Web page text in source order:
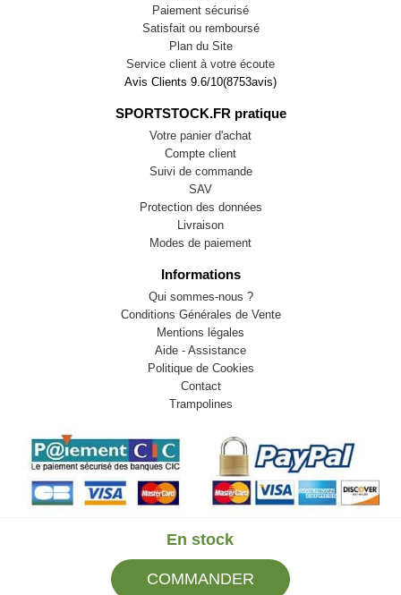
En stock
COMMANDER
Paiement sécurisé
Satisfait ou remboursé
Plan du Site
Service client à votre écoute
Avis Clients 9.6/10(8753avis)
SPORTSTOCK.FR pratique
Votre panier d'achat
Compte client
Suivi de commande
SAV
Protection des données
Livraison
Modes de paiement
Informations
Qui sommes-nous ?
Conditions Générales de Vente
Mentions légales
Aide - Assistance
Politique de Cookies
Contact
Trampolines
© 2009-2026 LB82. Tous droits réservés - sportstock.fr -
SARL LB 82 - 13 Rue Louis Delage 44360 VIGNEUX DE